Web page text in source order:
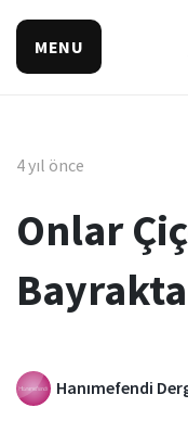
MENU
4 yıl önce
Onlar
Hanımefendi